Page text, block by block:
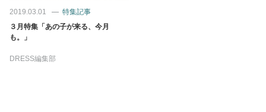
2019.03.01
特集記事
３月特集「あの子が来る、今月
も。」
DRESS編集部